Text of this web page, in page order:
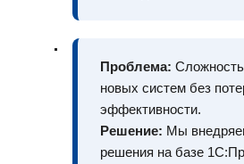
Проблема:
новых систем без
эффективности.
Решение: Мы
решения на базе